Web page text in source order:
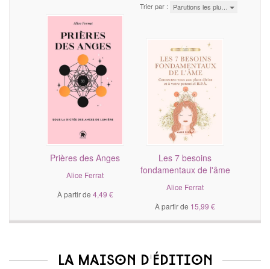
Trier par : Parutions les plu…
Prières des Anges
Alice Ferrat
À partir de 4,49 €
Les 7 besoins
fondamentaux de l'âme
Alice Ferrat
À partir de 15,99 €
La maison d'édition